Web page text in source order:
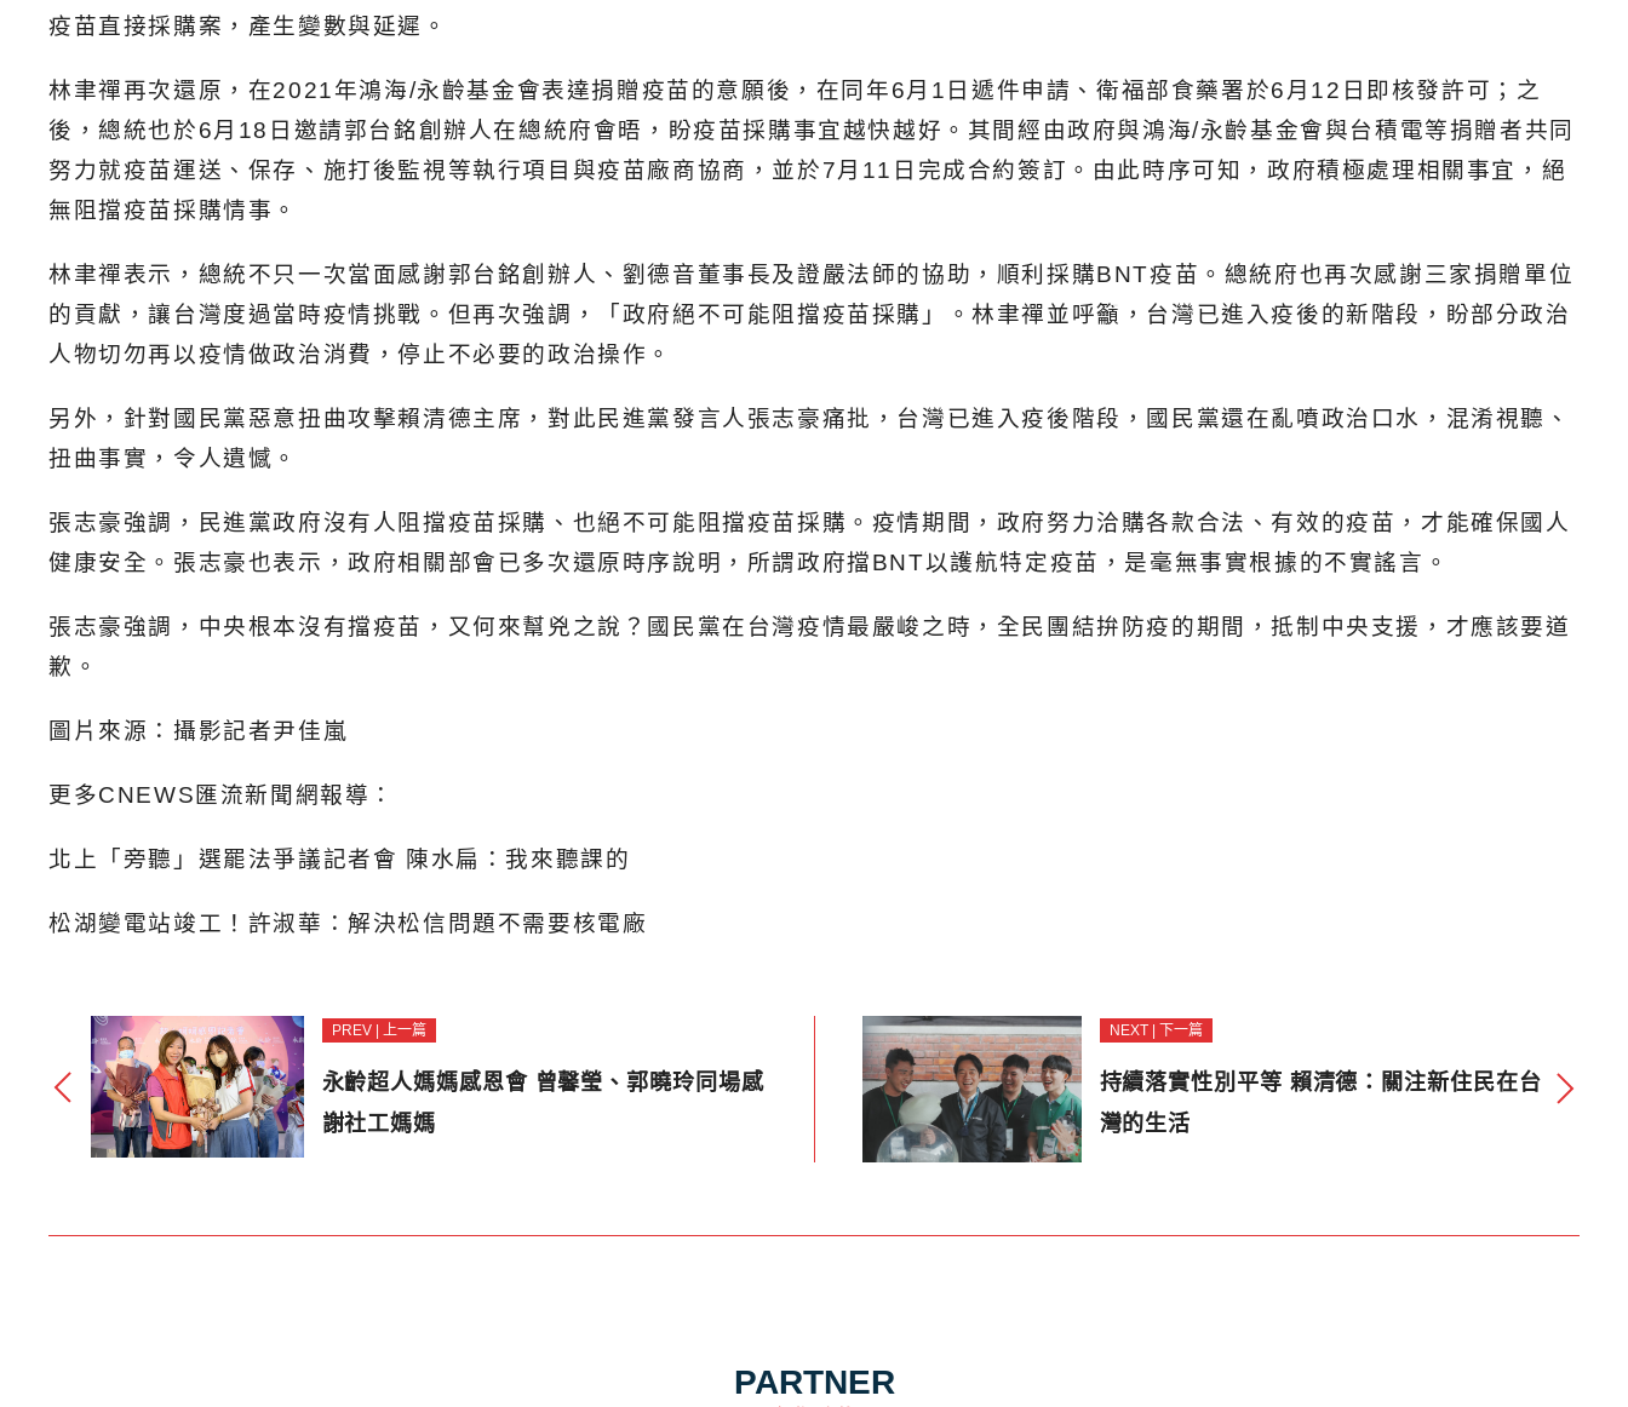
疫苗直接採購案，產生變數與延遲。
林聿禪再次還原，在2021年鴻海/永齡基金會表達捐贈疫苗的意願後，在同年6月1日遞件申請、衛福部食藥署於6月12日即核發許可；之
後，總統也於6月18日邀請郭台銘創辦人在總統府會晤，盼疫苗採購事宜越快越好。其間經由政府與鴻海/永齡基金會與台積電等捐贈者共同
努力就疫苗運送、保存、施打後監視等執行項目與疫苗廠商協商，並於7月11日完成合約簽訂。由此時序可知，政府積極處理相關事宜，絕
無阻擋疫苗採購情事。
林聿禪表示，總統不只一次當面感謝郭台銘創辦人、劉德音董事長及證嚴法師的協助，順利採購BNT疫苗。總統府也再次感謝三家捐贈單位
的貢獻，讓台灣度過當時疫情挑戰。但再次強調，「政府絕不可能阻擋疫苗採購」。林聿禪並呼籲，台灣已進入疫後的新階段，盼部分政治
人物切勿再以疫情做政治消費，停止不必要的政治操作。
另外，針對國民黨惡意扭曲攻擊賴清德主席，對此民進黨發言人張志豪痛批，台灣已進入疫後階段，國民黨還在亂噴政治口水，混淆視聽、
扭曲事實，令人遺憾。
張志豪強調，民進黨政府沒有人阻擋疫苗採購、也絕不可能阻擋疫苗採購。疫情期間，政府努力洽購各款合法、有效的疫苗，才能確保國人
健康安全。張志豪也表示，政府相關部會已多次還原時序說明，所謂政府擋BNT以護航特定疫苗，是毫無事實根據的不實謠言。
張志豪強調，中央根本沒有擋疫苗，又何來幫兇之說？國民黨在台灣疫情最嚴峻之時，全民團結拚防疫的期間，抵制中央支援，才應該要道
歉。
圖片來源：攝影記者尹佳嵐
更多CNEWS匯流新聞網報導：
北上「旁聽」選罷法爭議記者會 陳水扁：我來聽課的
松湖變電站竣工！許淑華：解決松信問題不需要核電廠
PREV | 上一篇
永齡超人媽媽感恩會 曾馨瑩、郭曉玲同場感
謝社工媽媽
NEXT | 下一篇
持續落實性別平等 賴清德：關注新住民在台
灣的生活
PARTNER